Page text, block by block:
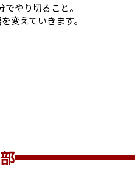
やり切ること。
変えていきます。